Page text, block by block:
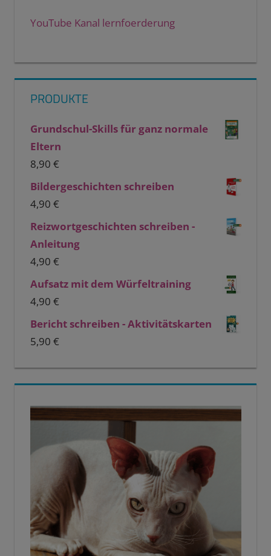
YouTube Kanal lernfoerderung
PRODUKTE
Grundschul-Skills für ganz normale
Eltern
8,90 €
Bildergeschichten schreiben
4,90 €
Reizwortgeschichten schreiben -
Anleitung
4,90 €
Aufsatz mit dem Würfeltraining
4,90 €
Bericht schreiben - Aktivitätskarten
5,90 €